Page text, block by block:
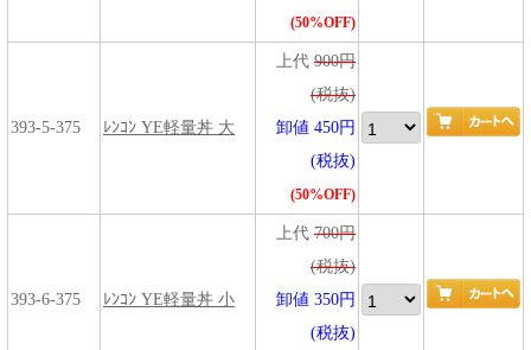
(50%OFF)
393-5-375 ﾚﾝｺﾝ YE軽量丼 大
上代 900円
(税抜)
卸値 450円
(税抜)
(50%OFF)
393-6-375 ﾚﾝｺﾝ YE軽量丼 小
上代 700円
(税抜)
卸値 350円
(税抜)